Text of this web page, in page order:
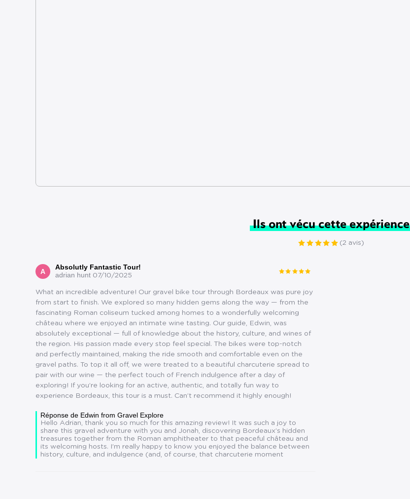
Ils ont vécu cette expérience
(2 avis)
A
Absolutly Fantastic Tour!
adrian hunt 07/10/2025
What an incredible adventure! Our gravel bike tour through Bordeaux was pure joy
from start to finish. We explored so many hidden gems along the way — from the
fascinating Roman coliseum tucked among homes to a wonderfully welcoming
château where we enjoyed an intimate wine tasting. Our guide, Edwin, was
absolutely exceptional — full of knowledge about the history, culture, and wines of
the region. His passion made every stop feel special. The bikes were top-notch
and perfectly maintained, making the ride smooth and comfortable even on the
gravel paths. To top it all off, we were treated to a beautiful charcuterie spread to
pair with our wine — the perfect touch of French indulgence after a day of
exploring! If you’re looking for an active, authentic, and totally fun way to
experience Bordeaux, this tour is a must. Can’t recommend it highly enough!
Réponse de Edwin from Gravel Explore
Hello Adrian, thank you so much for this amazing review! It was such a joy to
share this gravel adventure with you and Jonah, discovering Bordeaux’s hidden
treasures together from the Roman amphitheater to that peaceful château and
its welcoming hosts. I’m really happy to know you enjoyed the balance between
history, culture, and indulgence (and, of course, that charcuterie moment